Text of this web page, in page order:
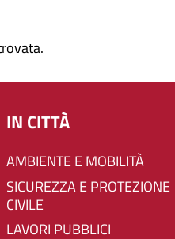
IN CITTÀ
AMBIENTE E MOBILITÀ
SICUREZZA E PROTEZIONE
CIVILE
LAVORI PUBBLICI